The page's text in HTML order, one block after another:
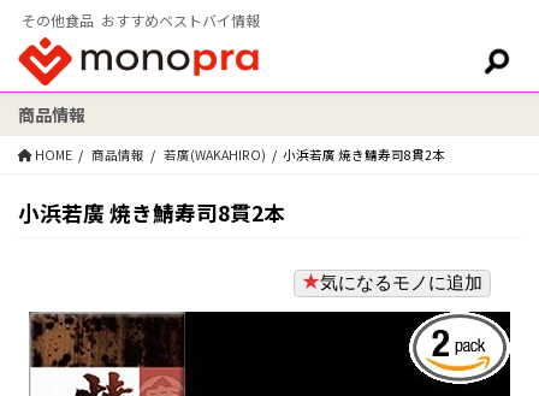
その他食品 おすすめベストバイ情報
検索:
商品情報
HOME 商品情報 若廣(WAKAHIRO) 小浜若廣 焼き鯖寿司8貫2本
小浜若廣 焼き鯖寿司8貫2本
気になるモノに追加